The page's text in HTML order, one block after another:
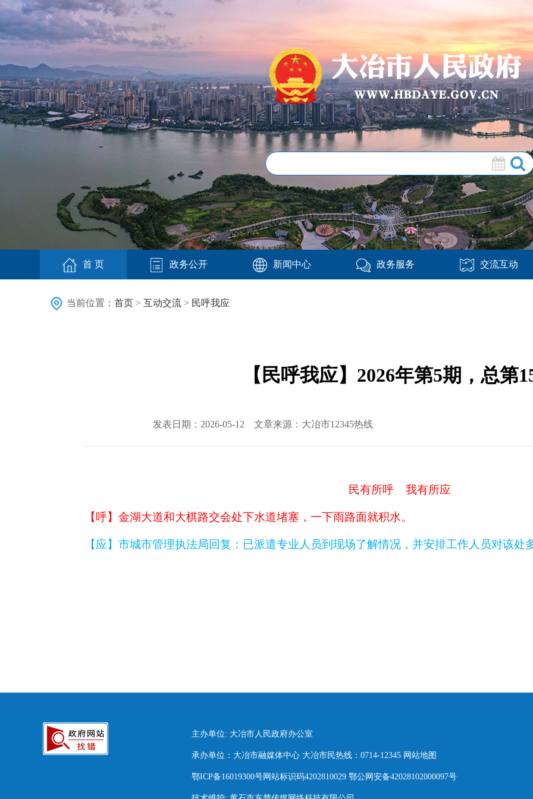
首 页 政务公开 新闻中心 政务服务 交流互动
当前位置： 首页 > 互动交流 > 民呼我应
【民呼我应】2026年第5期，总第
发表日期：2026-05-12 文章来源：大冶市12345热线
民有所呼 我有所应
【呼】 金湖大道和大棋路交会处下水道堵塞，一下雨路面就积水。
【应】 市城市管理执法局回复 ： 已派遣专业人员到现场了解情况，并安排工作人员对该处
主办单位: 大冶市人民政府办公室
承办单位：大冶市融媒体中心 大冶市民热线：0714-12345 网站地图
鄂ICP备16019300号网站标识码4202810029 鄂公网安备42028102000097号